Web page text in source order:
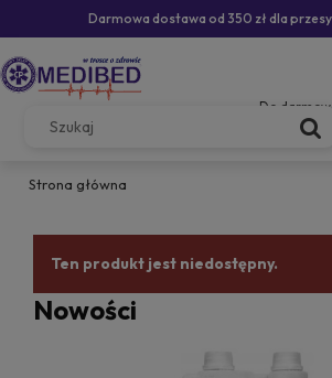
Darmowa dostawa od 350 zł dla
Do
Strona główna
Ten produkt jest niedostępny.
Nowości